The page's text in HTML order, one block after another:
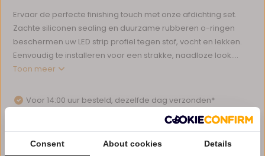
Ervaar de perfecte finishing touch met onze afdichting set.
Zachte siliconen sealing en duurzame rubberen o-ringen
beschermen uw LED strip profiel tegen stof, vocht en lekken.
Eenvoudig te installeren voor een strakke, naadloze look....
Toon meer
Voor 14:00 uur besteld, dezelfde dag verzonden*
1 tot 10 jaar garantie op verlichting
Afhalen in ons magazijn direct mogelijk
Consent About cookies Details